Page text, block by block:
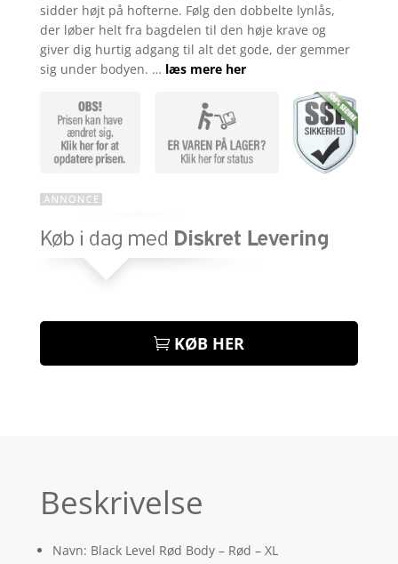
sidder højt på hofterne. Følg den dobbelte lynlås,
der løber helt fra bagdelen til den høje krave og
giver dig hurtig adgang til alt det gode, der gemmer
sig under bodyen. … læs mere her
KØB HER
Beskrivelse
Navn: Black Level Rød Body – Rød – XL